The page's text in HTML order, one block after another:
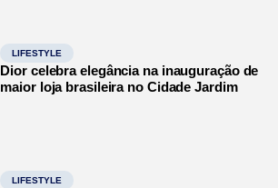
LIFESTYLE
Dior celebra elegância na inauguração de
maior loja brasileira no Cidade Jardim
LIFESTYLE